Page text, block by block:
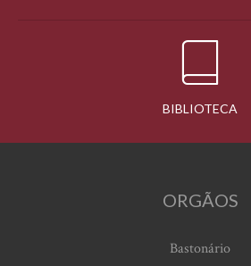
BIBLIOTECA
ORGÃOS
Bastonário